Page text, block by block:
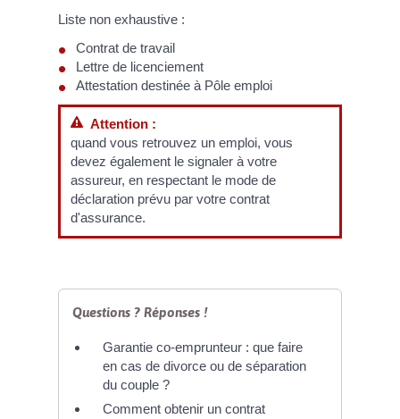
Liste non exhaustive :
Contrat de travail
Lettre de licenciement
Attestation destinée à Pôle emploi
Attention :
quand vous retrouvez un emploi, vous
devez également le signaler à votre
assureur, en respectant le mode de
déclaration prévu par votre contrat
d'assurance.
Questions ? Réponses !
Garantie co-emprunteur : que faire
en cas de divorce ou de séparation
du couple ?
Comment obtenir un contrat